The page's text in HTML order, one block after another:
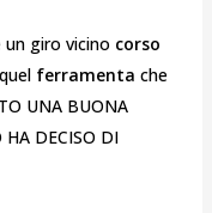
un giro vicino corso
ferramenta che
UNA BUONA
HA DECISO DI